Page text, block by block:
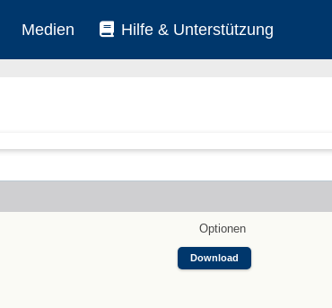
Medien Hilfe & Unterstützung
Optionen
Download